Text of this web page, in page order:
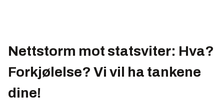
Nettstorm mot statsviter: Hva?
Forkjølelse? Vi vil ha tankene
dine!